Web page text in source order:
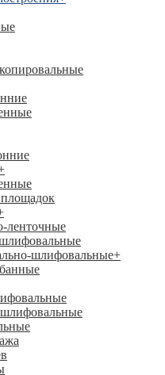
ленточные
шлифовальные+